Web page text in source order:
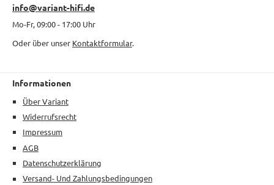
info@variant-hifi.de
Mo-Fr, 09:00 - 17:00 Uhr
Oder über unser Kontaktformular.
Informationen
Über Variant
Widerrufsrecht
Impressum
AGB
Datenschutzerklärung
Versand- Und Zahlungsbedingungen